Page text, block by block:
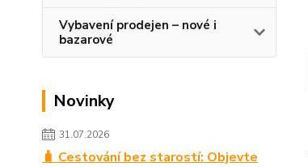
Vybavení prodejen – nové i
bazarové
Novinky
31.07.2026
🧳 Cestování bez starostí: Objevte